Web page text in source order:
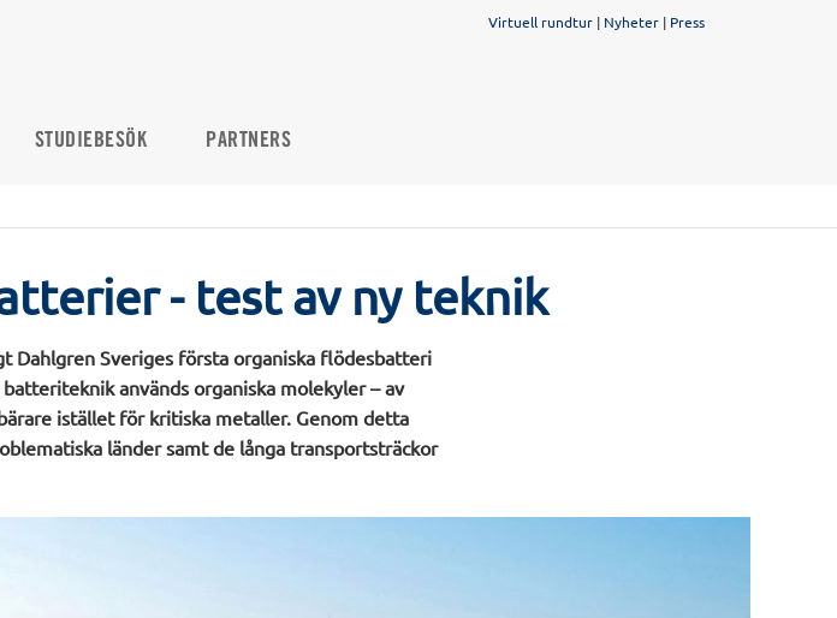
Virtuell rundtur | Nyheter | Press
STUDIEBESÖK PARTNERS
- test av ny teknik
Dahlgren Sveriges första organiska flödesbatteri
används organiska molekyler – av
istället för kritiska metaller. Genom detta
länder samt de långa transportsträckor